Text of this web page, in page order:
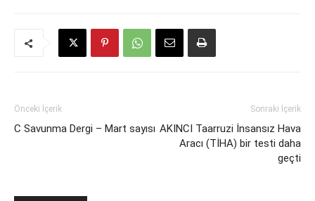
Önceki İçerik
C Savunma Dergi – Mart sayısı
Sonraki İçerik
AKINCI Taarruzi İnsansız Hava
Aracı (TİHA) bir testi daha
geçti